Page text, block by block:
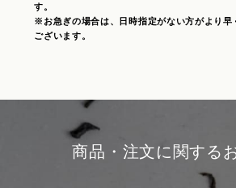
す。
※お急ぎの場合は、日時指定がない方がより早
ございます。
商品・注文に関する